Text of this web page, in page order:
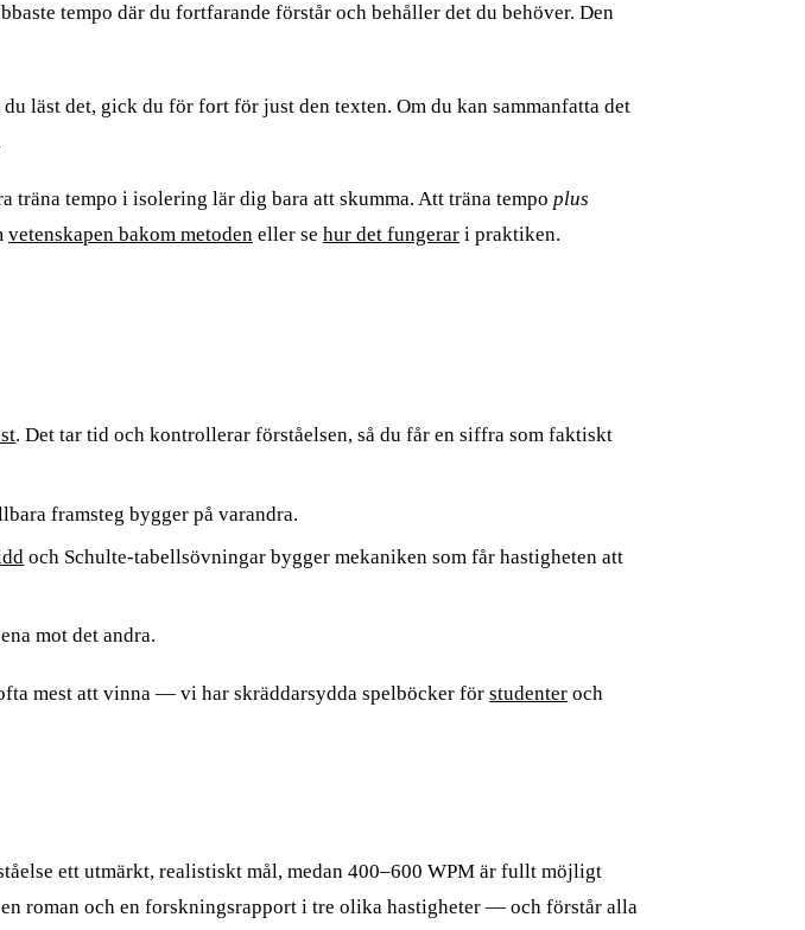
tempo där du fortfarande förstår och behåller det du behöver. Den
läst det, gick du för fort för just den texten. Om du kan sammanfatta det
tempo i isolering lär dig bara att skumma. Att träna tempo plus
vetenskapen bakom metoden eller se hur det fungerar i praktiken.
. Det tar tid och kontrollerar förståelsen, så du får en siffra som faktiskt
framsteg bygger på varandra.
och Schulte-tabellsövningar bygger mekaniken som får hastigheten att
mot det andra.
mest att vinna — vi har skräddarsydda spelböcker för studenter och
ett utmärkt, realistiskt mål, medan 400–600 WPM är fullt möjligt
roman och en forskningsrapport i tre olika hastigheter — och förstår alla